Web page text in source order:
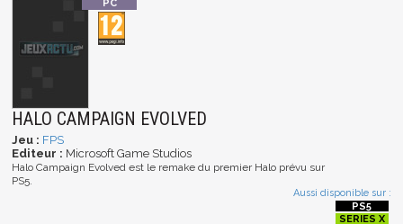
HALO CAMPAIGN EVOLVED
Jeu : FPS
Editeur : Microsoft Game Studios
Halo Campaign Evolved est le remake du premier Halo prévu sur
PS5.
Aussi disponible sur :